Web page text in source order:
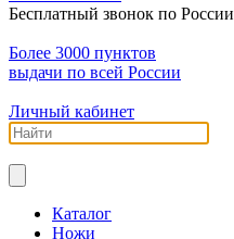
Бесплатный звонок по России
Более 3000 пунктов
выдачи по всей России
Личный кабинет
Каталог
Ножи